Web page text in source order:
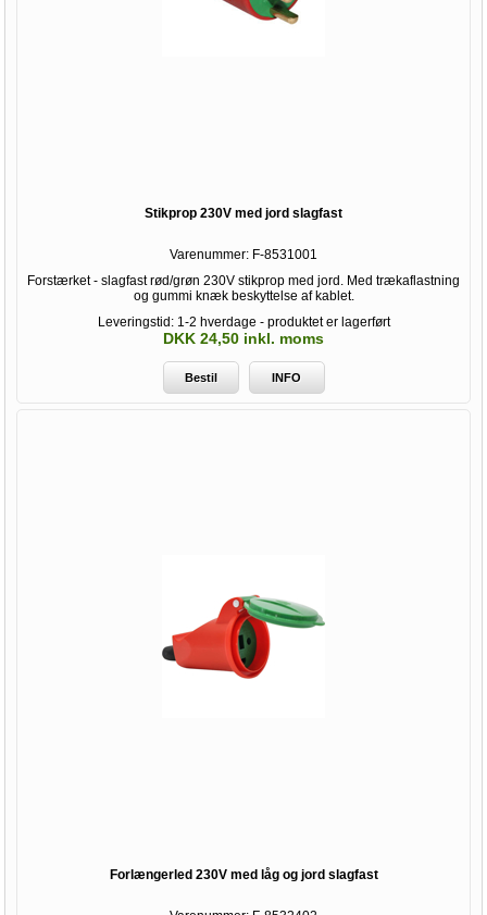
Stikprop 230V med jord slagfast
Varenummer: F-8531001
Forstærket - slagfast rød/grøn 230V stikprop med jord. Med trækaflastning
og gummi knæk beskyttelse af kablet.
Leveringstid: 1-2 hverdage - produktet er lagerført
DKK 24,50 inkl. moms
Bestil INFO
Forlængerled 230V med låg og jord slagfast